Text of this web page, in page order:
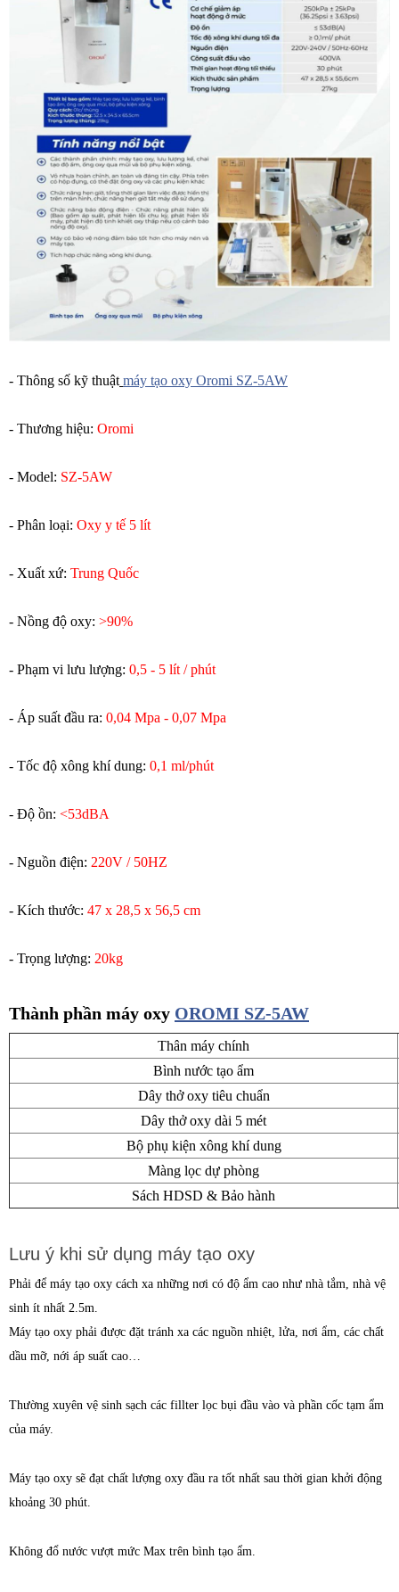
- Thông số kỹ thuật máy tạo oxy Oromi SZ-5AW
- Thương hiệu: Oromi
- Model: SZ-5AW
- Phân loại: Oxy y tế 5 lít
- Xuất xứ: Trung Quốc
- Nồng độ oxy: >90%
- Phạm vi lưu lượng: 0,5 - 5 lít / phút
- Áp suất đầu ra: 0,04 Mpa - 0,07 Mpa
- Tốc độ xông khí dung: 0,1 ml/phút
- Độ ồn: <53dBA
- Nguồn điện: 220V / 50HZ
- Kích thước: 47 x 28,5 x 56,5 cm
- Trọng lượng: 20kg
Thành phần máy oxy OROMI SZ-5AW
Thân máy chính
Bình nước tạo ẩm
Dây thở oxy tiêu chuẩn
Dây thở oxy dài 5 mét
Bộ phụ kiện xông khí dung
Màng lọc dự phòng
Sách HDSD & Bảo hành
Lưu ý khi sử dụng máy tạo oxy
Phải để máy tạo oxy cách xa những nơi có độ ẩm cao như nhà tắm, nhà vệ
sinh ít nhất 2.5m.
Máy tạo oxy phải được đặt tránh xa các nguồn nhiệt, lửa, nơi ẩm, các chất
dầu mỡ, nới áp suất cao…
Thường xuyên vệ sinh sạch các fillter lọc bụi đầu vào và phần cốc tạm ẩm
của máy.
Máy tạo oxy sẽ đạt chất lượng oxy đầu ra tốt nhất sau thời gian khởi động
khoảng 30 phút.
Không đổ nước vượt mức Max trên bình tạo ẩm.